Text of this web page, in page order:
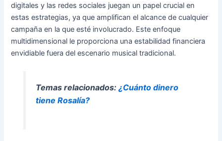
digitales y las redes sociales juegan un papel crucial en
estas estrategias, ya que amplifican el alcance de cualquier
campaña en la que esté involucrado. Este enfoque
multidimensional le proporciona una estabilidad financiera
envidiable fuera del escenario musical tradicional.
Temas relacionados: ¿Cuánto dinero
tiene Rosalía?